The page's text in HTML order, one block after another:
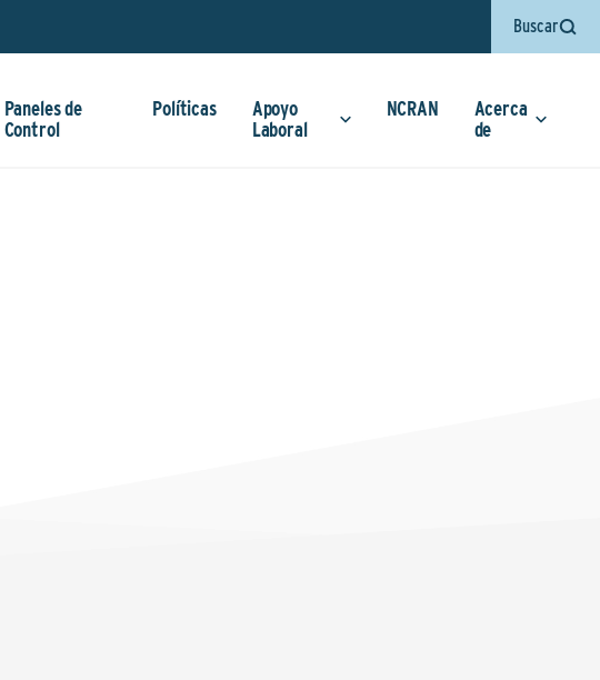
Buscar
Paneles de
Control
Políticas
Apoyo
Laboral
NCRAN
Acerca
de